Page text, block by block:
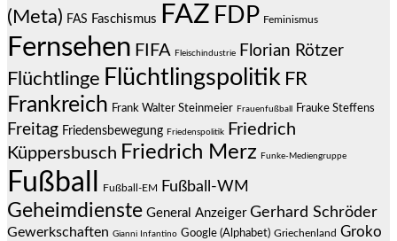
(Meta) FAS Faschismus FAZ FDP Feminismus
Fernsehen FIFA Fleischindustrie Florian Rötzer
Flüchtlinge Flüchtlingspolitik FR
Frankreich Frank Walter Steinmeier Frauenfußball Frauke Steffens
Freitag Friedensbewegung Friedenspolitik
Friedrich
Küppersbusch Friedrich Merz Funke-Mediengruppe
Fußball Fußball-EM Fußball-WM
Geheimdienste General Anzeiger Gerhard Schröder
Gewerkschaften Gianni Infantino Google (Alphabet) Griechenland Groko